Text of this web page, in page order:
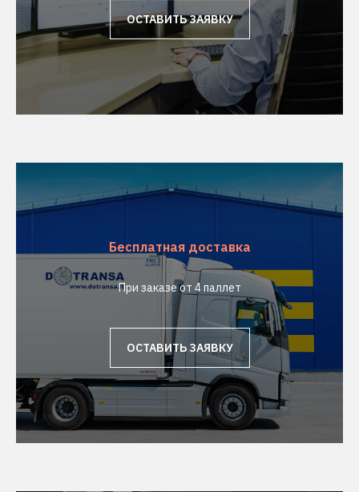
ОСТАВИТЬ ЗАЯВКУ
Бесплатная доставка
При заказе от 4 паллет
ОСТАВИТЬ ЗАЯВКУ